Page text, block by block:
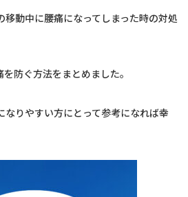
動中に腰痛になってしまった時の対処
防ぐ方法をまとめました。
りやすい方にとって参考になれば幸